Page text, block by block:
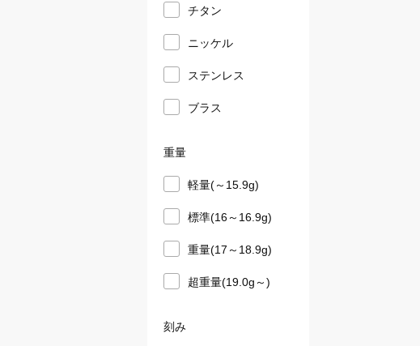
チタン
ニッケル
ステンレス
ブラス
重量
軽量(～15.9g)
標準(16～16.9g)
重量(17～18.9g)
超重量(19.0g～)
刻み